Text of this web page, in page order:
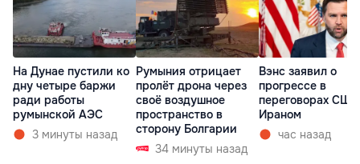
На Дунае пустили ко
дну четыре баржи
ради работы
румынской АЭС
3 минуты назад
Румыния отрицает
пролёт дрона через
своё воздушное
пространство в
сторону Болгарии
34 минуты назад
Вэнс заявил о
прогрессе в
переговорах
Ираном
час назад